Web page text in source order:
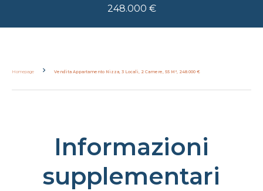
248.000 €
Homepage Vendita Appartamento Nizza, 3 Locali, 2 Camere, 55 M², 248.000 €
Informazioni
supplementari